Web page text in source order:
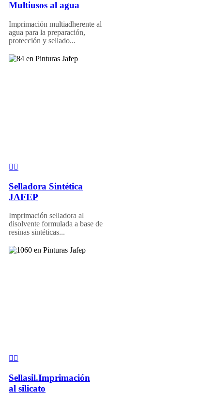
Multiusos al agua
Imprimación multiadherente al
agua para la preparación,
protección y sellado...
Selladora Sintética
JAFEP
Imprimación selladora al
disolvente formulada a base de
resinas sintéticas...
Sellasil.Imprimación
al silicato